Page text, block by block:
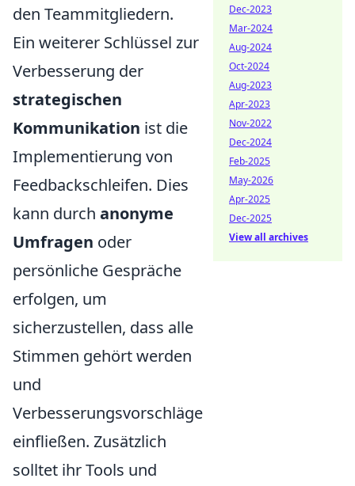
den Teammitgliedern.
Ein weiterer Schlüssel zur
Verbesserung der
strategischen
Kommunikation ist die
Implementierung von
Feedbackschleifen. Dies
kann durch anonyme
Umfragen oder
persönliche Gespräche
erfolgen, um
sicherzustellen, dass alle
Stimmen gehört werden
und
Verbesserungsvorschläge
einfließen. Zusätzlich
solltet ihr Tools und
Dec-2023
Mar-2024
Aug-2024
Oct-2024
Aug-2023
Apr-2023
Nov-2022
Dec-2024
Feb-2025
May-2026
Apr-2025
Dec-2025
View all archives